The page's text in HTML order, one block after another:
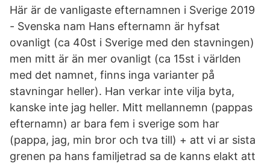
Här är de vanligaste efternamnen i Sverige 2019
- Svenska nam Hans efternamn är hyfsat
ovanligt (ca 40st i Sverige med den stavningen)
men mitt är än mer ovanligt (ca 15st i världen
med det namnet, finns inga varianter på
stavningar heller). Han verkar inte vilja byta,
kanske inte jag heller. Mitt mellannemn (pappas
efternamn) ar bara fem i sverige som har
(pappa, jag, min bror och tva till) + att vi ar sista
grenen pa hans familjetrad sa de kanns elakt att